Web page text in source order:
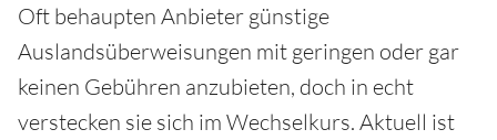
Oft behaupten Anbieter günstige
Auslandsüberweisungen mit geringen oder gar
keinen Gebühren anzubieten, doch in echt
verstecken sie sich im Wechselkurs. Aktuell ist